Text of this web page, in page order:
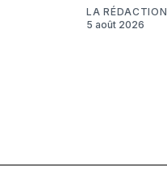
LA RÉDACTION
5 août 2026